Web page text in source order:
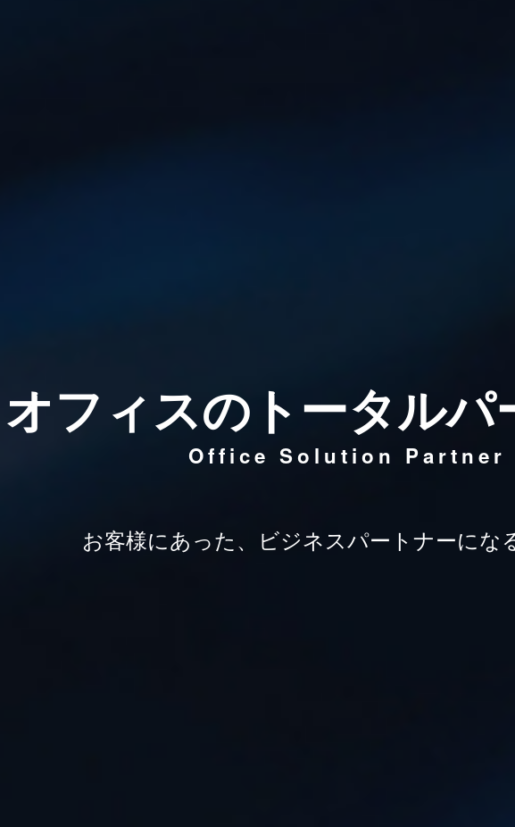
オフィスのトータルパ
Office Solution Partner
お客様にあった、ビジネスパートナーにな